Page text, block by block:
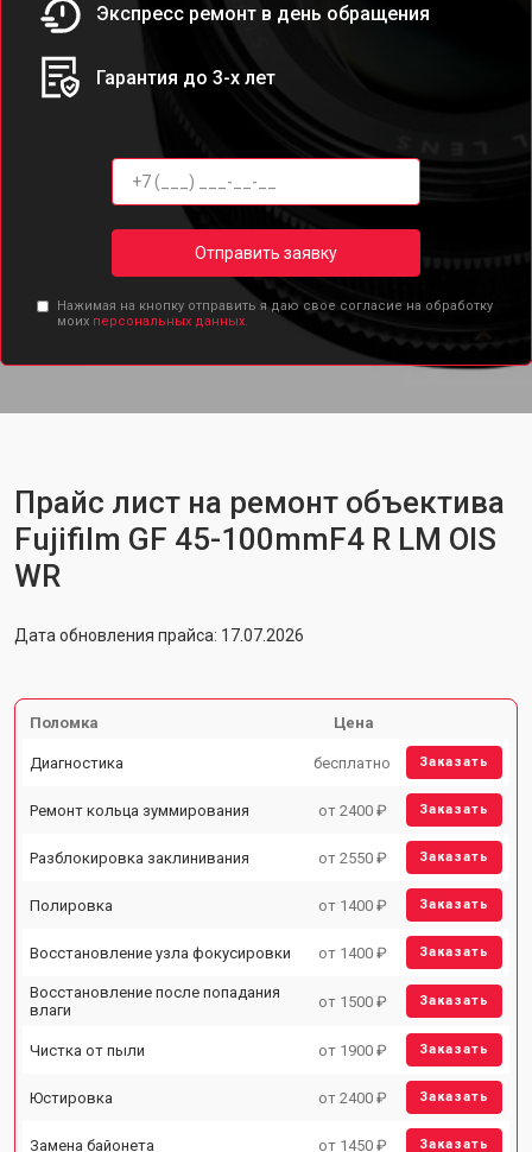
Экспресс ремонт в день обращения
Гарантия до 3-х лет
Отправить заявку
Нажимая на кнопку отправить я даю свое согласие на обработку
моих персональных данных.
Прайс лист на ремонт объектива
Fujifilm GF 45-100mmF4 R LM OIS
WR
Дата обновления прайса: 17.07.2026
Поломка Цена
Диагностика бесплатно Заказать
Ремонт кольца зуммирования от 2400 ₽ Заказать
Разблокировка заклинивания от 2550 ₽ Заказать
Полировка от 1400 ₽ Заказать
Восстановление узла фокусировки от 1400 ₽ Заказать
Восстановление после попадания
влаги
от 1500 ₽ Заказать
Чистка от пыли от 1900 ₽ Заказать
Юстировка от 2400 ₽ Заказать
Замена байонета от 1450 ₽ Заказать